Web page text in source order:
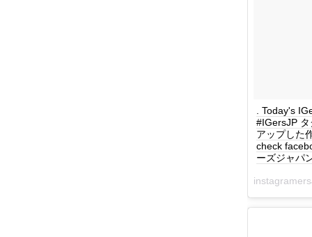
. Today's
#IGersJP
アップした
check
ーズジャパ